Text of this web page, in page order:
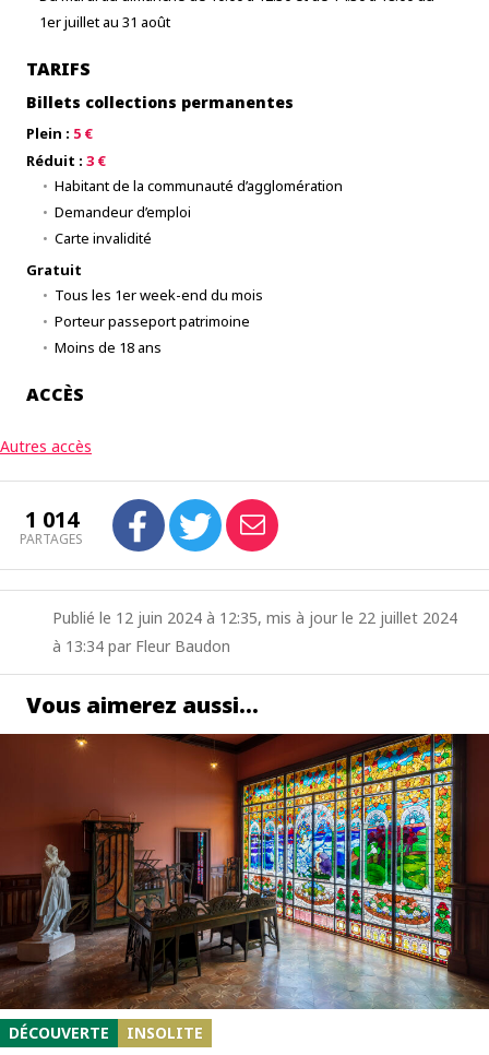
1er juillet au 31 août
TARIFS
Billets collections permanentes
Plein : 5 €
Réduit : 3 €
Habitant de la communauté d’agglomération
Demandeur d’emploi
Carte invalidité
Gratuit
Tous les 1er week-end du mois
Porteur passeport patrimoine
Moins de 18 ans
ACCÈS
Autres accès
1 014
PARTAGES
Publié le 12 juin 2024 à 12:35, mis à jour le 22 juillet 2024
à 13:34 par Fleur Baudon
Vous aimerez aussi…
DÉCOUVERTE INSOLITE